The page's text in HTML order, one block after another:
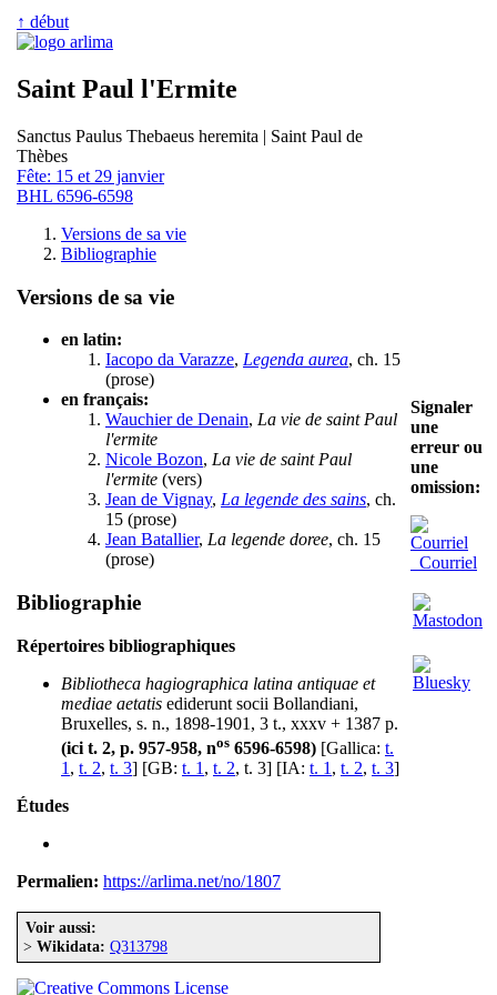
↑ début
Saint Paul l'Ermite
Sanctus Paulus Thebaeus heremita | Saint Paul de
Thèbes
Fête: 15 et 29 janvier
BHL 6596-6598
Versions de sa vie
Bibliographie
Versions de sa vie
en latin:
Iacopo da Varazze, Legenda aurea, ch. 15
(prose)
en français:
Wauchier de Denain, La vie de saint Paul
l'ermite
Nicole Bozon, La vie de saint Paul
l'ermite (vers)
Jean de Vignay, La legende des sains, ch.
15 (prose)
Jean Batallier, La legende doree, ch. 15
(prose)
Bibliographie
Répertoires bibliographiques
Bibliotheca hagiographica latina antiquae et
mediae aetatis ediderunt socii Bollandiani,
Bruxelles, s. n., 1898-1901, 3 t., xxxv + 1387 p.
(ici t. 2, p. 957-958, nos 6596-6598) [Gallica: t.
1 , t. 2, t. 3] [GB: t. 1 , t. 2, t. 3] [IA: t. 1 , t. 2, t. 3]
Études
Permalien: https://arlima.net/no/1807
Voir aussi:
> Wikidata: Q313798
Signaler
une
erreur ou
une
omission:
Courriel